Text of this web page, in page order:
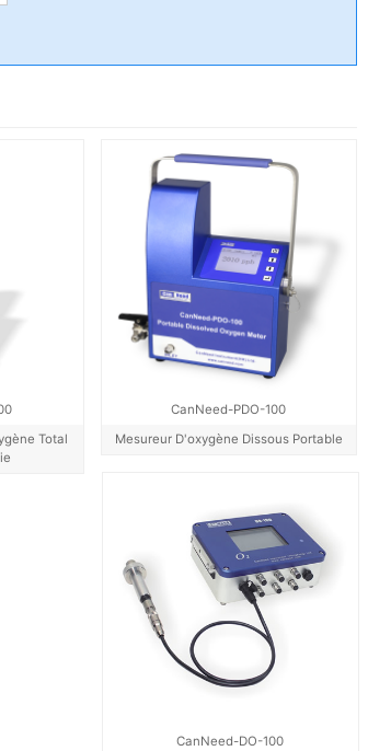
Total
CanNeed-PDO-100
Mesureur D'oxygène Dissous Portable
CanNeed-DO-100